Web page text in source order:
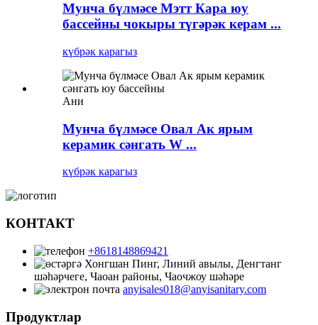
Мунча бүлмәсе Мэтт Кара юу
бассейны чокыры түгәрәк керам ...
күбрәк карагыз
Ани
Мунча бүлмәсе Овал Ак ярым
керамик сәнгать W ...
күбрәк карагыз
КОНТАКТ
+8618148869421
Хонгшан Пинг, Линий авылы, Денгтанг
шәһәрчеге, Чаоан районы, Чаочжоу шәһәре
anyisales018@anyisanitary.com
Продуктлар